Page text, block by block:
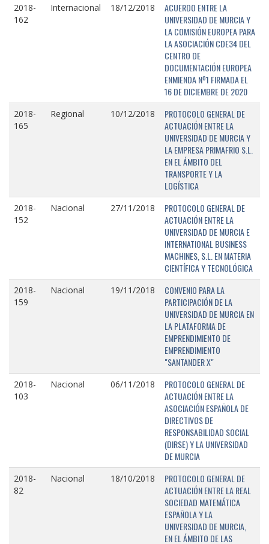
2018-
162
Internacional 18/12/2018
ACUERDO ENTRE LA
UNIVERSIDAD DE MURCIA Y
LA COMISIÓN EUROPEA PARA
LA ASOCIACIÓN CDE34 DEL
CENTRO DE
DOCUMENTACIÓN EUROPEA
ENMIENDA Nº1 FIRMADA EL
16 DE DICIEMBRE DE 2020
2018-
165
Regional 10/12/2018
PROTOCOLO GENERAL DE
ACTUACIÓN ENTRE LA
UNIVERSIDAD DE MURCIA Y
LA EMPRESA PRIMAFRIO S.L.
EN EL ÁMBITO DEL
TRANSPORTE Y LA
LOGÍSTICA
2018-
152
Nacional 27/11/2018
PROTOCOLO GENERAL DE
ACTUACIÓN ENTRE LA
UNIVERSIDAD DE MURCIA E
INTERNATIONAL BUSINESS
MACHINES, S.L. EN MATERIA
CIENTÍFICA Y TECNOLÓGICA
2018-
159
Nacional 19/11/2018
CONVENIO PARA LA
PARTICIPACIÓN DE LA
UNIVERSIDAD DE MURCIA EN
LA PLATAFORMA DE
EMPRENDIMIENTO DE
EMPRENDIMIENTO
"SANTANDER X"
2018-
103
Nacional 06/11/2018
PROTOCOLO GENERAL DE
ACTUACIÓN ENTRE LA
ASOCIACIÓN ESPAÑOLA DE
DIRECTIVOS DE
RESPONSABILIDAD SOCIAL
(DIRSE) Y LA UNIVERSIDAD
DE MURCIA
2018-
82
Nacional 18/10/2018
PROTOCOLO GENERAL DE
ACTUACIÓN ENTRE LA REAL
SOCIEDAD MATEMÁTICA
ESPAÑOLA Y LA
UNIVERSIDAD DE MURCIA,
EN EL ÁMBITO DE LAS